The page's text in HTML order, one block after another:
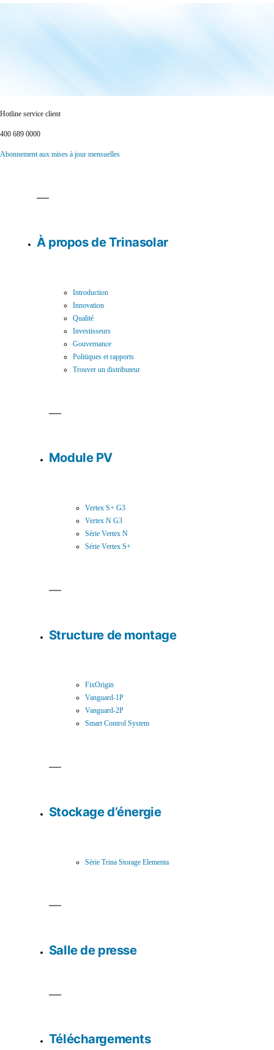
Hotline service client
400 689 0000
Abonnement aux mises à jour mensuelles
À propos de Trinasolar
Introduction
Innovation
Qualité
Investisseurs
Gouvernance
Politiques et rapports
Trouver un distributeur
Module PV
Vertex S+ G3
Vertex N G3
Série Vertex N
Série Vertex S+
Structure de montage
FixOrigin
Vanguard-1P
Vanguard-2P
Smart Control System
Stockage d’énergie
Série Trina Storage Elementa
Salle de presse
Téléchargements